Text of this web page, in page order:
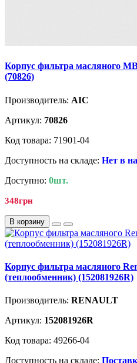
Корпус фильтра масляного
(70826)
Производитель: AIC
Артикул: 70826
Код товара: 71901-04
Доступность на складе: Нет в
Доступно: 0шт.
348грн
В корзину
Корпус фильтра масляного
(теплообменник) (152081926R)
Производитель: RENAULT
Артикул: 152081926R
Код товара: 49266-04
Доступность на складе: